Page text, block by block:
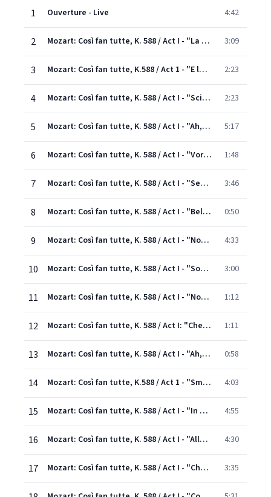
1
Ouverture - Live 4:42
2 Mozart: Così fan tutte, K. 588 / Act I - "La mia Dorabella" - "Fuor la spada" 3:09
3 Mozart: Così fan tutte, K.588 / Act 1 - "E la fede delle femmine" (Live) 2:23
4 Mozart: Così fan tutte, K. 588 / Act I - "Scioccherie di poeti" - "Una bella serenata" (Live) 2:23
5 Mozart: Così fan tutte, K. 588 / Act I - "Ah, guarda, sorella" - "Mi par che stamattina" 5:17
6 Mozart: Così fan tutte, K. 588 / Act I - "Vorrei dir, e cor non ho" - "Stelle! Per carità, signor Alfonso" 1:48
7 Mozart: Così fan tutte, K. 588 / Act I - "Sento, o Dio, che questo piede"-"O cielo! Questo è il tamburo funesto" 3:46
8 Mozart: Così fan tutte, K. 588 / Act I - "Bella vita militar!" 0:50
9 Mozart: Così fan tutte, K. 588 / Act I - "Non v'è pi tempo, amici" - "Di scrivermi ogni giorno" - "Dove son?" - "Son partiti" 4:33
10 Mozart: Così fan tutte, K. 588 / Act I - "Soave sia il vento" 3:00
11 Mozart: Così fan tutte, K. 588 / Act I - "Non son cattivo comico" 1:12
12 Mozart: Così fan tutte, K. 588 / Act I: "Che vita maledetta" (Live) 1:11
13 Mozart: Così fan tutte, K. 588 / Act I - "Ah, scostati!" 0:58
14 Mozart: Così fan tutte, K.588 / Act 1 - "Smanie implacabili che m'agitate"-"Signora Dorabella" (Live) 4:03
15 Mozart: Così fan tutte, K. 588 / Act I - "In uomini, in soldati" - "Che silenzio!" 4:55
16 Mozart: Così fan tutte, K. 588 / Act I - "Alla bella Despinetta" 4:30
17 Mozart: Così fan tutte, K. 588 / Act I - "Che sussurro! Che strepito!" 3:35